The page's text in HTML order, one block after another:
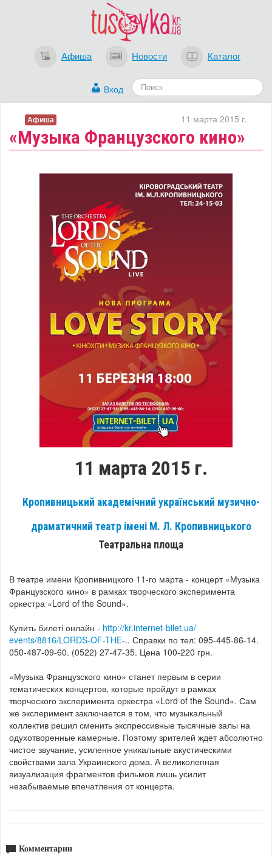
Афиша Новости Каталог
Вход
«Музыка Французского кино»
11 марта 2015 г.
Афиша
11 марта 2015 г.
Кропивницький академічний український музично-
драматичний театр імені М. Л. Кропивницького
Театральна площа
В театре имени Кропивницкого 11-го марта - концерт «Музыка
Французского кино» в рамках творческого эксперимента
оркестра «Lord of the Sound».
Купить билеті онлайн - http://kr.internet-bilet.ua/
events/8816/LORDS-OF-THE-.. Справки по тел: 095-445-86-14.
050-487-09-60. (0522) 27-47-35. Цена 100-220 грн.
«Музыка Французского кино» станет первым в серии
тематических концертов, которые пройдут в рамках
творческого эксперимента оркестра «Lord of the Sound». Сам
же эксперимент заключается в том, что музыкальный
коллектив решил сменить экспрессивные тысячные залы на
одухотворенные камерные. Поэтому зрителей ждет абсолютно
чистое звучание, усиленное уникальные акустическими
свойствами зала Украинского дома. А великолепная
визуализация фрагментов фильмов лишь усилит
незабываемые впечатления от концерта.
Комментарии